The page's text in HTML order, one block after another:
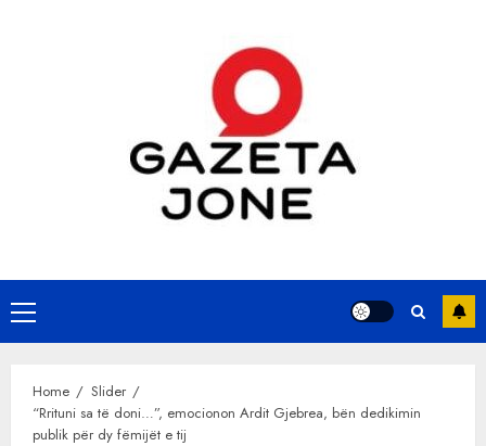
Primary
Menu
Home
Slider
“Rrituni sa të doni…”, emocionon Ardit Gjebrea, bën dedikimin
publik për dy fëmijët e tij